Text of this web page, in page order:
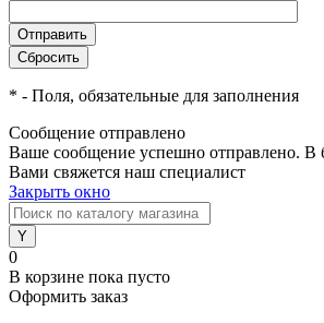
* - Поля, обязательные для заполнения
Сообщение отправлено
Ваше сообщение успешно отправлено. В
Вами свяжется наш специалист
Закрыть окно
0
В корзине пока пусто
Оформить заказ